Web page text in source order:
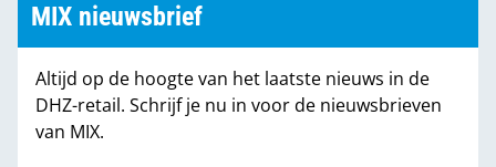
Partners
MIX nieuwsbrief
Altijd op de hoogte van het laatste nieuws in de
DHZ-retail. Schrijf je nu in voor de nieuwsbrieven
van MIX.